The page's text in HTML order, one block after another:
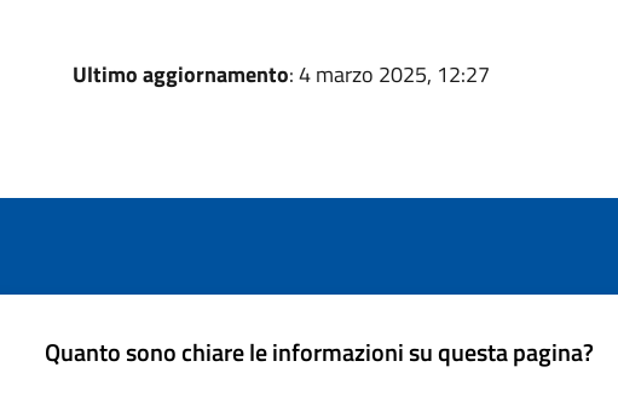
Ultimo aggiornamento: 4 marzo 2025, 12:27
Quanto sono chiare le informazioni su questa pagina?